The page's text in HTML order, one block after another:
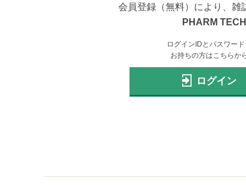
会員登録（無料）により、雑
PHARM
ログインIDとパスワード
お持ちの方はこちらか
ログイン